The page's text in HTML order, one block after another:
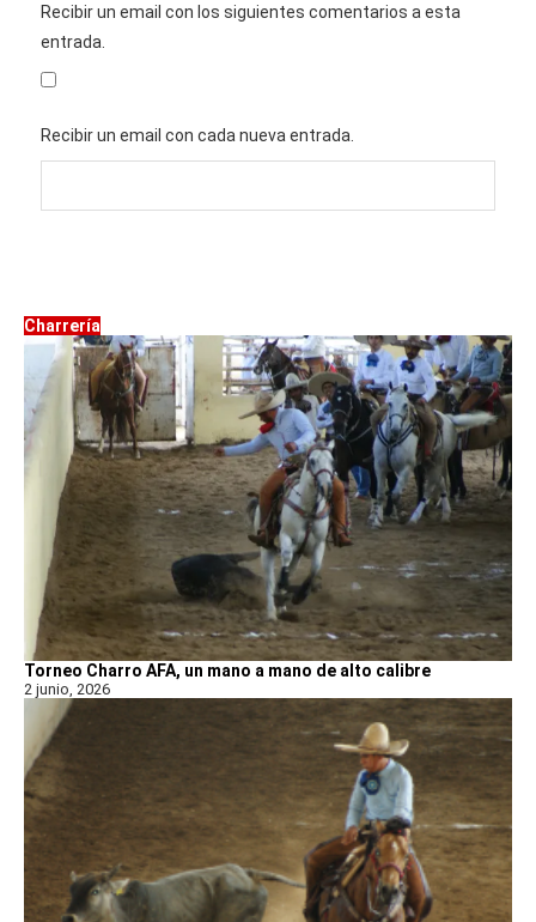
Recibir un email con los siguientes comentarios a esta
entrada.
Recibir un email con cada nueva entrada.
Charrería
Torneo Charro AFA, un mano a mano de alto calibre
2 junio, 2026